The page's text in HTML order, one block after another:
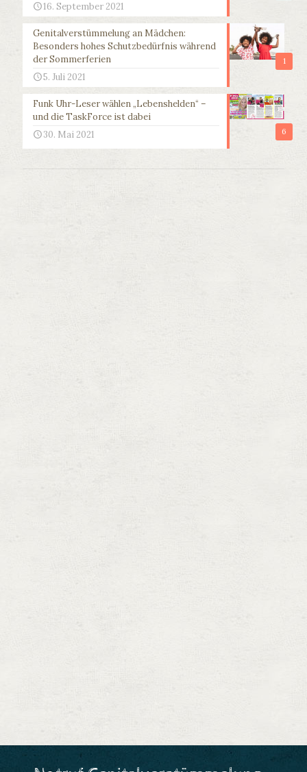
16. September 2021
1
Genitalverstümmelung an Mädchen:
Besonders hohes Schutzbedürfnis während
der Sommerferien
5. Juli 2021
6
Funk Uhr-Leser wählen „Lebenshelden“ –
und die TaskForce ist dabei
30. Mai 2021